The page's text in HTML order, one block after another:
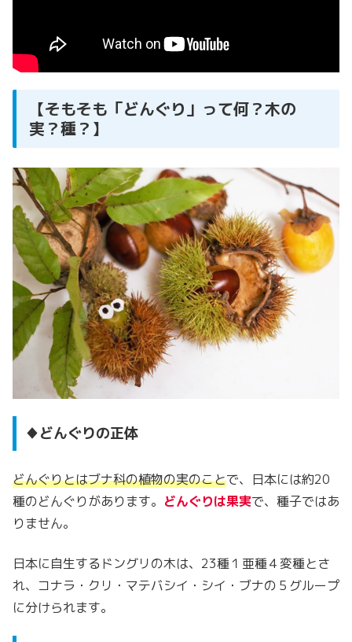
【そもそも「どんぐり」って何？木の
実？種？】
♦どんぐりの正体
どんぐりとはブナ科の植物の実のことで、日本には約20
種のどんぐりがあります。 どんぐりは果実で、種子ではあ
りません。
日本に自生するドングリの木は、23種１亜種４変種とさ
れ、コナラ・クリ・マテバシイ・シイ・ブナの５グループ
に分けられます。